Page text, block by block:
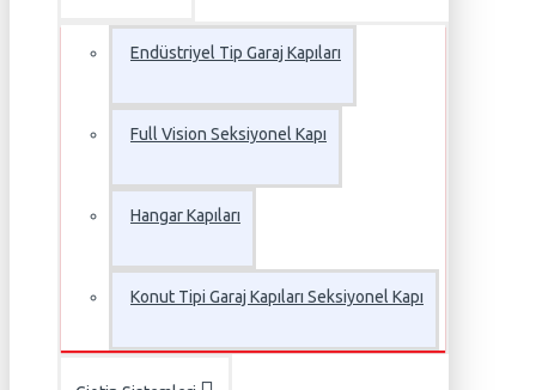
Endüstriyel Tip Garaj Kapıları
Full Vision Seksiyonel Kapı
Hangar Kapıları
Konut Tipi Garaj Kapıları Seksiyonel Kapı